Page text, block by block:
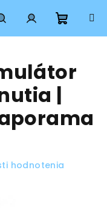
HľadaťPrihlásenie
košík
|
hodnotenia